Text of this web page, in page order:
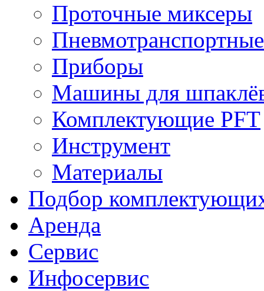
Проточные миксеры
Приборы
Машины для
Комплектующие PFT
Инструмент
Материалы
Подбор
Аренда
Сервис
Инфосервис